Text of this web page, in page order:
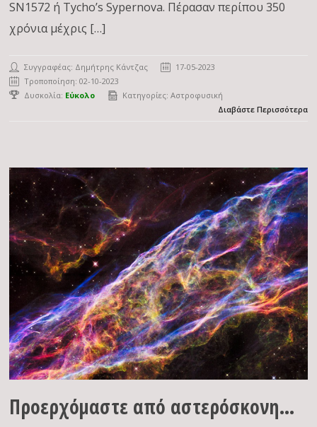
SN1572 ή Tycho’s Sypernova. Πέρασαν περίπου 350
χρόνια μέχρις […]
Συγγραφέας: Δημήτρης Κάντζας
17-05-2023
Τροποποίηση: 02-10-2023
Δυσκολία: Εύκολο Κατηγορίες:Αστροφυσική
Διαβάστε Περισσότερα
Προερχόμαστε από αστερόσκονη…